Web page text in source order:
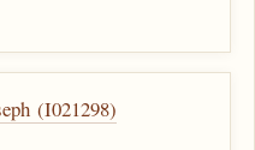
(I021298)